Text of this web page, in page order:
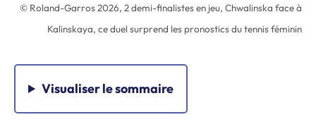
© Roland-Garros 2026, 2 demi-finalistes en jeu, Chwalinska face à
Kalinskaya, ce duel surprend les pronostics du tennis féminin
Visualiserle sommaire